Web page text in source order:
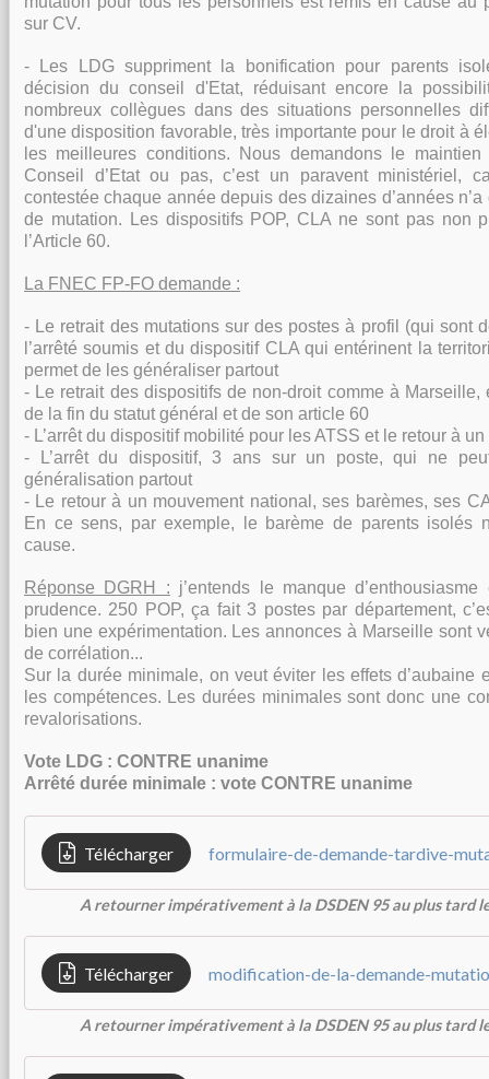
sur CV.
- Les LDG suppriment la bonification pour parents
décision du conseil d'Etat, réduisant encore la
nombreux collègues dans des situations personnelles
d'une disposition favorable, très importante pour le droit à
les meilleures conditions. Nous demandons le
Conseil d’Etat ou pas, c’est un paravent ministériel,
contestée chaque année depuis des dizaines d’années
de mutation. Les dispositifs POP, CLA ne sont pas non
l’Article 60.
La FNEC FP-FO demande :
- Le retrait des mutations sur des postes à profil (qui sont
l’arrêté soumis et du dispositif CLA qui entérinent la
permet de les généraliser partout
- Le retrait des dispositifs de non-droit comme à Marseille,
de la fin du statut général et de son article 60
- L’arrêt du dispositif mobilité pour les ATSS et le retour à
- L’arrêt du dispositif, 3 ans sur un poste, qui ne
généralisation partout
- Le retour à un mouvement national, ses barèmes, ses
En ce sens, par exemple, le barème de parents isolés
cause.
Réponse DGRH : j’entends le manque
prudence. 250 POP, ça fait 3 postes par département,
bien une expérimentation. Les annonces à Marseille sont
de corrélation...
Sur la durée minimale, on veut éviter les effets d’aubaine
les compétences. Les durées minimales sont donc une
revalorisations.
Vote LDG : CONTRE unanime
Arrêté durée minimale : vote CONTRE unanime
Télécharger formulaire-de-demande-tardive-
A retourner impérativement à la DSDEN 95 au plus tard
Télécharger modification-de-la-demande-
A retourner impérativement à la DSDEN 95 au plus tard